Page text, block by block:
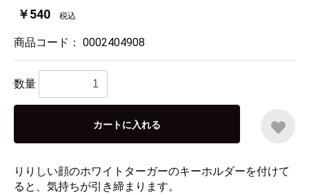
￥540 税込
商品コード： 0002404908
数量
カートに入れる
りりしい顔のホワイトターガーのキーホルダーを付けて
ると、気持ちが引き締まります。